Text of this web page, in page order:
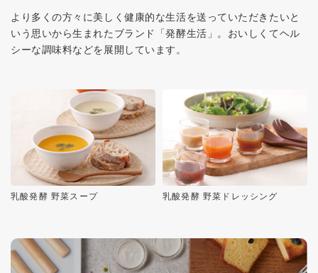
より多くの方々に美しく健康的な生活を送っていただきたいと
いう思いから生まれたブランド「発酵生活」。おいしくてヘル
シーな調味料などを展開しています。
乳酸発酵 野菜スープ 乳酸発酵 野菜ドレッシング